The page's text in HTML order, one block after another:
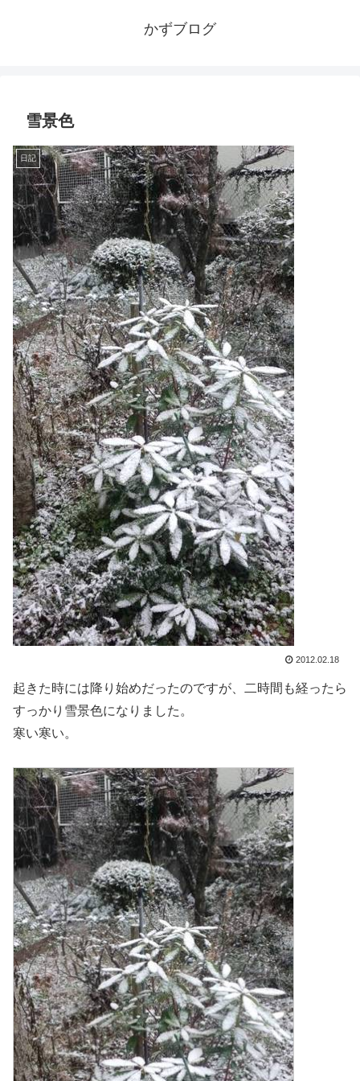
かずブログ
雪景色
日記
2012.02.18
起きた時には降り始めだったのですが、二時間も経ったら
すっかり雪景色になりました。
寒い寒い。